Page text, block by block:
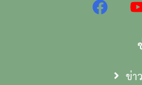
ข่า